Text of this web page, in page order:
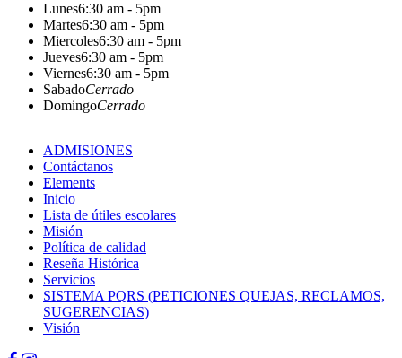
Lunes6:30 am - 5pm
Martes6:30 am - 5pm
Miercoles6:30 am - 5pm
Jueves6:30 am - 5pm
Viernes6:30 am - 5pm
SabadoCerrado
DomingoCerrado
ADMISIONES
Contáctanos
Elements
Inicio
Lista de útiles escolares
Misión
Política de calidad
Reseña Histórica
Servicios
SISTEMA PQRS (PETICIONES QUEJAS, RECLAMOS,
SUGERENCIAS)
Visión